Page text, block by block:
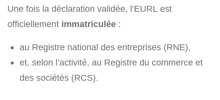
Une fois la déclaration validée, l’EURL est
officiellement immatriculée :
au Registre national des entreprises (RNE),
et, selon l’activité, au Registre du commerce et
des sociétés (RCS).